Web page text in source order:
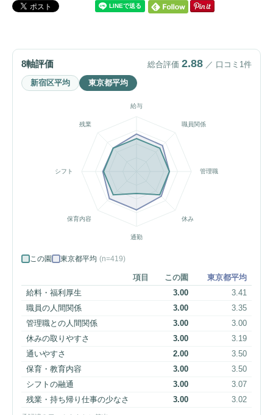
8軸評価 総合評価 2.88 ／ 口コミ1件
新宿区平均 東京都平均
給与
職員関係
管理職
休み
通勤
保育内容
シフト
残業
この園 東京都平均 (n=419)
項目 この園
東京都平均
給料・福利厚生
3.00
3.41
職員の人間関係
3.00
3.35
管理職との人間関係
3.00
3.00
休みの取りやすさ
3.00
3.19
通いやすさ
2.00
3.50
保育・教育内容
3.00
3.50
シフトの融通
3.00
3.07
残業・持ち帰り仕事の少なさ
3.00 3.02